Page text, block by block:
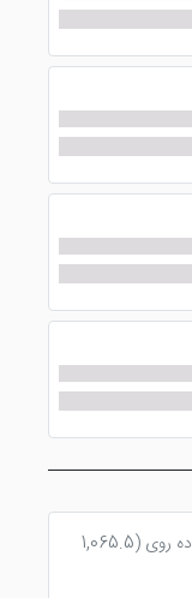
و اقامتگاهی
رستوران
با کیفیت نسبتا
می شود و برای
(1,065.5